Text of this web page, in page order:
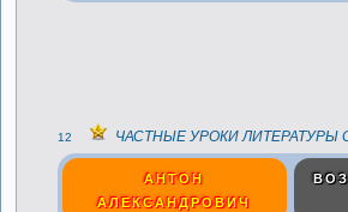
12 ЧАСТНЫЕ УРОКИ ЛИТЕРАТУРЫ
АНТОН
АЛЕКСАНДРОВИЧ